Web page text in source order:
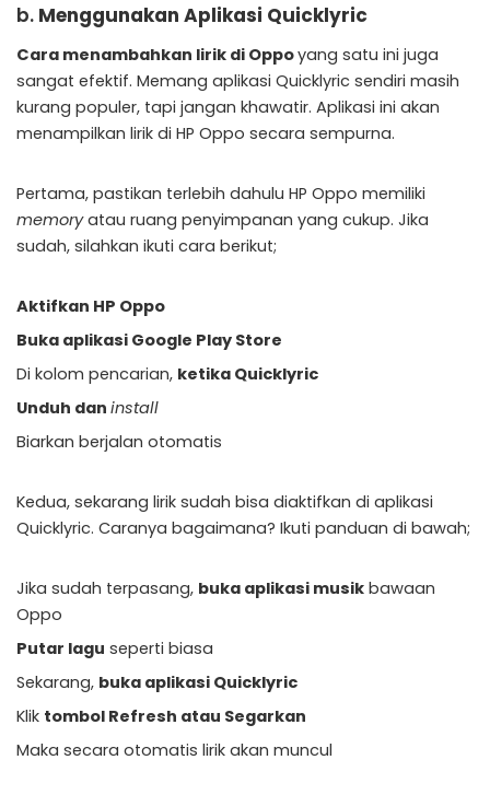
b. Menggunakan Aplikasi Quicklyric
Cara menambahkan lirik di Oppoyang satu ini juga
sangat efektif. Memang aplikasi Quicklyric sendiri masih
kurang populer, tapi jangan khawatir. Aplikasi ini akan
menampilkan lirik di HP Oppo secara sempurna.
Pertama, pastikan terlebih dahulu HP Oppo memiliki
memoryatau ruang penyimpanan yang cukup. Jika
sudah, silahkan ikuti cara berikut;
Aktifkan HP Oppo
Buka aplikasi Google Play Store
Di kolom pencarian, ketika Quicklyric
Unduh dan install
Biarkan berjalan otomatis
Kedua, sekarang lirik sudah bisa diaktifkan di aplikasi
Quicklyric. Caranya bagaimana? Ikuti panduan di bawah;
Jika sudah terpasang, buka aplikasi musik bawaan
Oppo
Putar lagu seperti biasa
Sekarang, buka aplikasi Quicklyric
Klik tombol Refresh atau Segarkan
Maka secara otomatis lirik akan muncul